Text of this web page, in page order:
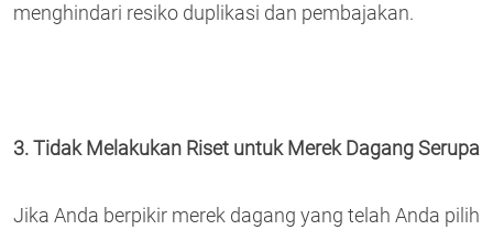
menghindari resiko duplikasi dan pembajakan.
3. Tidak Melakukan Riset untuk Merek Dagang Serupa
Jika Anda berpikir merek dagang yang telah Anda pilih